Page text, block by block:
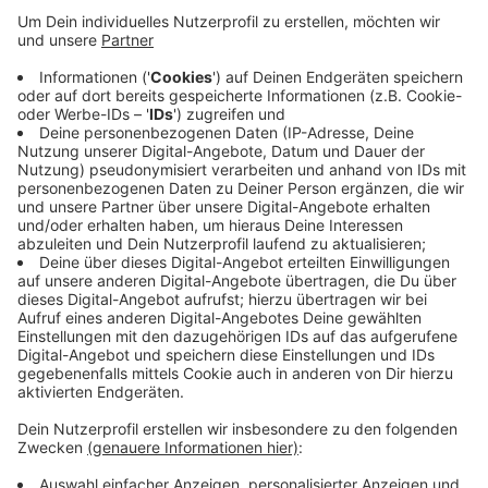
Das ist das Ergebnis einer aktuellenAnalyseauf der
Grundlage von Verkehrs-Apps. 40 deutsche
Großstädte wurden untersucht. In Krefeld sind nur
zwei Blitzer pro Tag im Einsatz. Gegenüber dem
deutschlandweiten Durchschnitt von 22 ist das sehr
wenig. Noch weniger Tempokontrollen gibt es nur in
Magdeburg. Hier ist es gerade mal ein Blitzer am Tag.
Absoluter Blitzer-Hotspot ist Wuppertal mit täglich
knapp 48 Blitzern.
Anzeige